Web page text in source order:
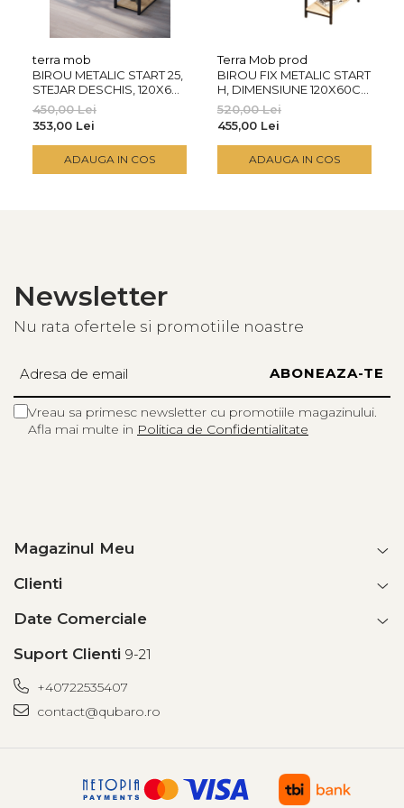
terra mob
BIROU METALIC START 25,
STEJAR DESCHIS, 120X60
CM, 2 POLITE
450,00 Lei
353,00 Lei
ADAUGA IN COS
Terra Mob prod
BIROU FIX METALIC START
H, DIMENSIUNE 120X60CM
BLAT STEJAR DESCHIS 18
MM
520,00 Lei
455,00 Lei
ADAUGA IN COS
Newsletter
Nu rata ofertele si promotiile noastre
Vreau sa primesc newsletter cu promotiile magazinului.
Afla mai multe in Politica de Confidentialitate
Magazinul Meu
Clienti
Date Comerciale
Suport Clienti 9-21
+40722535407
contact@qubaro.ro